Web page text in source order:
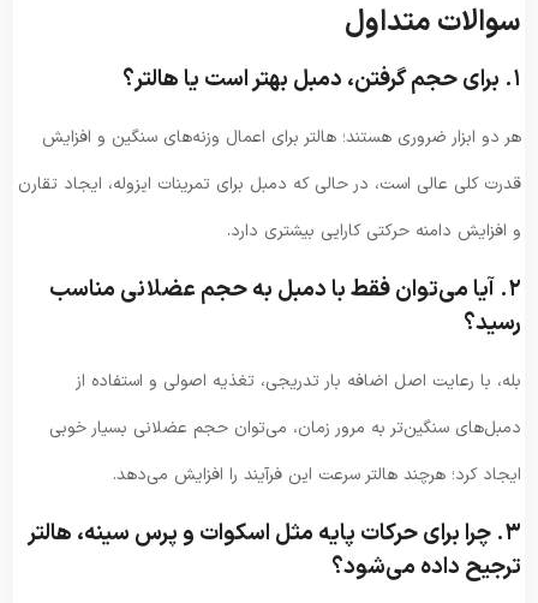
سوالات متداول
۱. برای حجم گرفتن، دمبل بهتر است یا هالتر؟
هر دو ابزار ضروری هستند؛ هالتر برای اعمال وزنه‌های سنگین و افزایش
قدرت کلی عالی است، در حالی که دمبل برای تمرینات ایزوله، ایجاد تقارن
و افزایش دامنه حرکتی کارایی بیشتری دارد.
۲. آیا می‌توان فقط با دمبل به حجم عضلانی مناسب
رسید؟
بله، با رعایت اصل اضافه بار تدریجی، تغذیه اصولی و استفاده از
دمبل‌های سنگین‌تر به مرور زمان، می‌توان حجم عضلانی بسیار خوبی
ایجاد کرد؛ هرچند هالتر سرعت این فرآیند را افزایش می‌دهد.
۳. چرا برای حرکات پایه مثل اسکوات و پرس سینه، هالتر
ترجیح داده می‌شود؟